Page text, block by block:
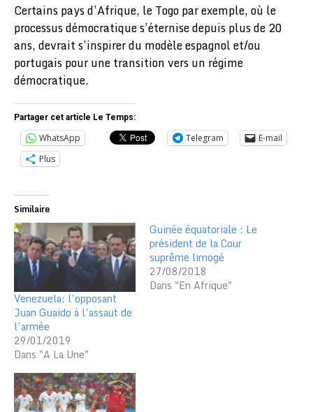
Certains pays d’Afrique, le Togo par exemple, où le
processus démocratique s’éternise depuis plus de 20
ans, devrait s’inspirer du modèle espagnol et/ou
portugais pour une transition vers un régime
démocratique.
Partager cet article Le Temps:
WhatsApp Telegram
E-mail
Plus
Similaire
Venezuela: l’opposant
Juan Guaido à l’assaut de
l’armée
29/01/2019
Dans "A La Une"
Guinée équatoriale : Le
président de la Cour
suprême limogé
27/08/2018
Dans "En Afrique"